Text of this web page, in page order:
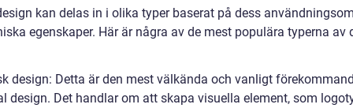
kan delas in i olika typer baserat på dess
egenskaper. Här är några av de mest populära typerna av
design: Detta är den mest välkända och vanligt
design. Det handlar om att skapa visuella element, som